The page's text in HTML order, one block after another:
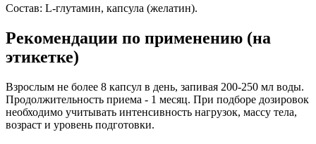
Состав: L-глутамин, капсула (желатин).
Рекомендации по применению (на
этикетке)
Взрослым не более 8 капсул в день, запивая 200-250 мл воды.
Продолжительность приема - 1 месяц. При подборе дозировок
необходимо учитывать интенсивность нагрузок, массу тела,
возраст и уровень подготовки.